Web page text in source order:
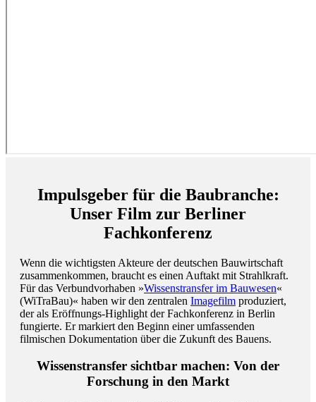
Impulsgeber für die Baubranche:
Unser Film zur Berliner
Fachkonferenz
Wenn die wichtigsten Akteure der deutschen Bauwirtschaft
zusammenkommen, braucht es einen Auftakt mit Strahlkraft.
Für das Verbundvorhaben »Wissenstransfer im Bauwesen«
(WiTraBau)« haben wir den zentralen Imagefilm produziert,
der als Eröffnungs-Highlight der Fachkonferenz in Berlin
fungierte. Er markiert den Beginn einer umfassenden
filmischen Dokumentation über die Zukunft des Bauens.
Wissenstransfer sichtbar machen: Von der
Forschung in den Markt